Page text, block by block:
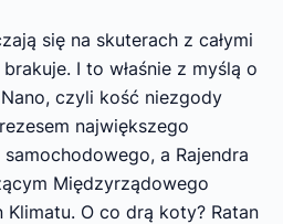
się na skuterach z całymi
I to właśnie z myślą o
czyli kość niezgody
największego
a Rajendra
Międzyrządowego
Klimatu. O co drą koty? Ratan